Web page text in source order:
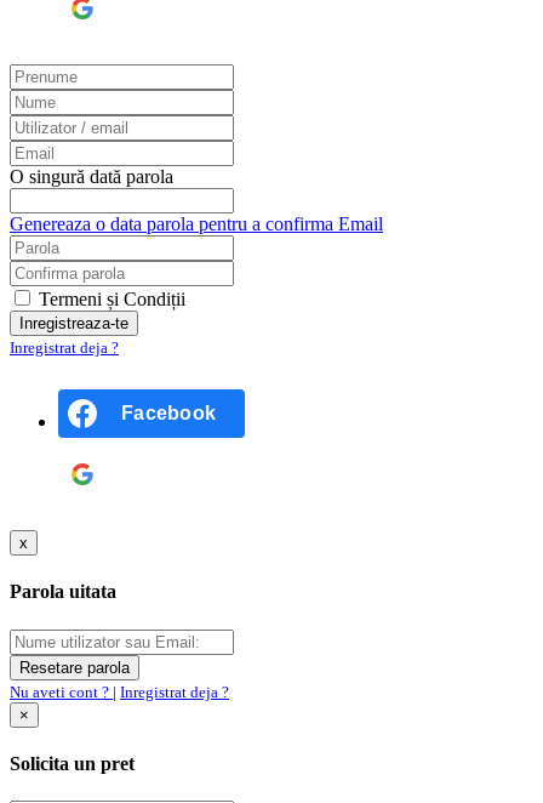
O singură dată parola
Genereaza o data parola pentru a confirma Email
Termeni și Condiții
Inregistrat deja ?
Facebook
x
Parola uitata
Nu aveti cont ? | Inregistrat deja ?
×
Solicita un pret